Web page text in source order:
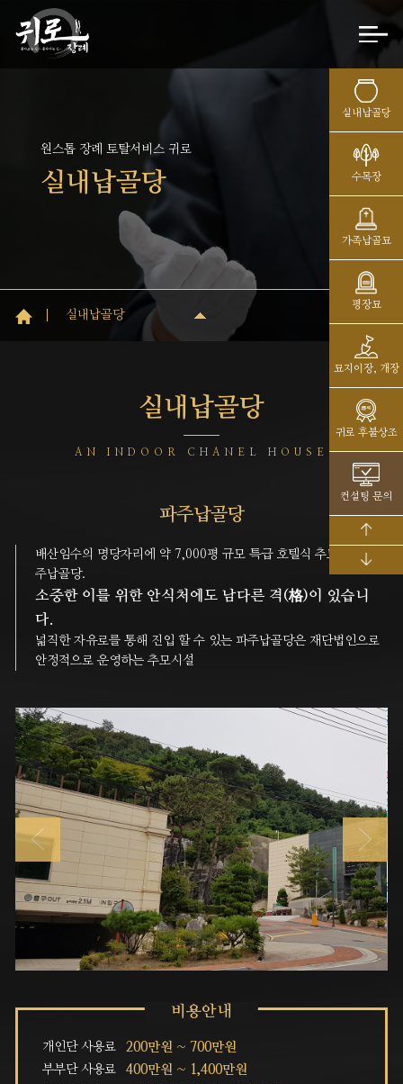
실내납골당
수목장
가족납골묘
평장묘
묘지이장, 개장
귀로 후불상조
컨설팅 문의
원스톱 장례 토탈서비스 귀로
실내납골당
실내납골당
실내납골당
AN INDOOR CHANEL HOUSE
파주납골당
배산임수의 명당자리에 약 7,000평 규모 특급 호텔식 추모공원 파
주납골당.
소중한 이를 위한 안식처에도 남다른 격(格)이 있습니
다.
넓직한 자유로를 통해 진입 할 수 있는 파주납골당은 재단법인으로
안정적으로 운영하는 추모시설
개인단 사용료 200만원 ~ 700만원
부부단 사용료 400만원 ~ 1,400만원